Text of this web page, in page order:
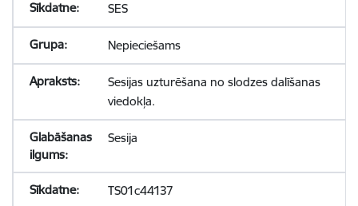
SES
Nepieciešams
Sesijas uzturēšana no slodzes dalīšanas
viedokļa.
Sesija
TS01c44137